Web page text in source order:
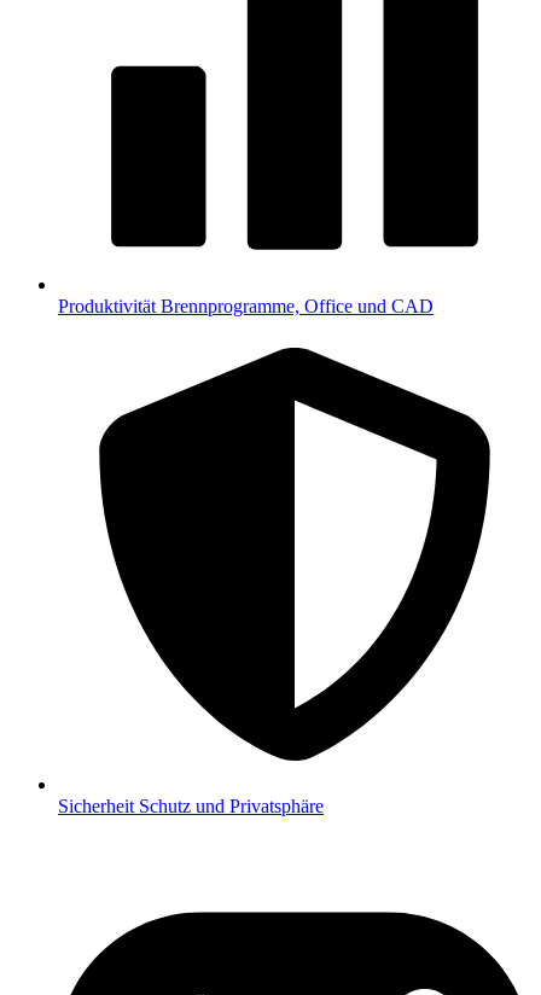
Produktivität Brennprogramme, Office und CAD
Sicherheit Schutz und Privatsphäre